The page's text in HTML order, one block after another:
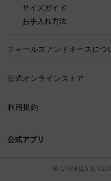
サイズガイド
お手入れ方法
チャールズアンドキースにつ
公式オンラインストア
利用規約
公式アプリ
© CHARLES &